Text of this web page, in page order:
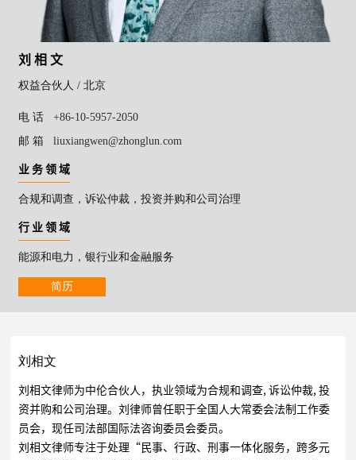
刘 相 文
权益合伙人 /北京
电 话
+86-10-5957-2050
邮 箱
liuxiangwen@zhonglun.com
业 务 领 域
合规和调查，诉讼仲裁，投资并购和公司治理
行 业 领 域
能源和电力，银行业和金融服务
简历
刘相文
刘相文律师为中伦合伙人，执业领域为合规和调查, 诉讼仲裁, 投
资并购和公司治理。刘律师曾任职于全国人大常委会法制工作委
员会，现任司法部国际法咨询委员会委员。
刘相文律师专注于处理“民事、行政、刑事一体化服务，跨多元